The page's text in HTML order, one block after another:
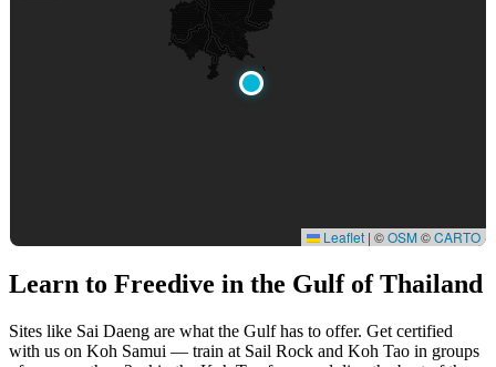
Leaflet | ©OSM©CARTO
Learn to Freedive in the Gulf of Thailand
Sites like Sai Daeng are what the Gulf has to offer. Get certified
with us on Koh Samui — train at Sail Rock and Koh Tao in groups